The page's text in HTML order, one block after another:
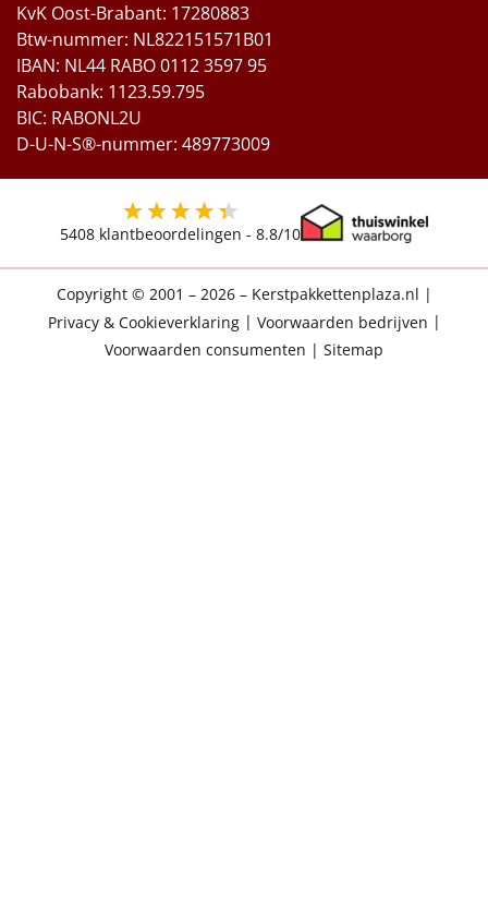
KvK Oost-Brabant: 17280883
Btw-nummer: NL822151571B01
IBAN: NL44 RABO 0112 3597 95
Rabobank: 1123.59.795
BIC: RABONL2U
D-U-N-S®-nummer: 489773009
5408 klantbeoordelingen - 8.8/10
Copyright © 2001 – 2026 – Kerstpakkettenplaza.nl |
Privacy & Cookieverklaring| Voorwaarden bedrijven |
Voorwaarden consumenten | Sitemap